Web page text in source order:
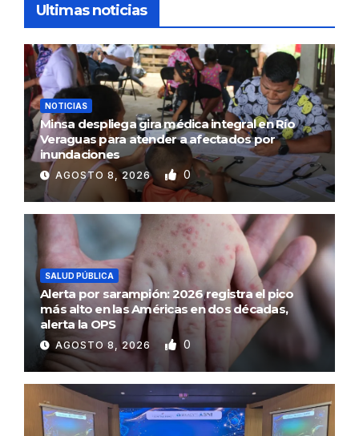
Ultimas noticias
NOTICIAS
Minsa despliega gira médica integral en Río
Veraguas para atender a afectados por
inundaciones
AGOSTO 8, 2026 0
SALUD PÚBLICA
Alerta por sarampión: 2026 registra el pico
más alto en las Américas en dos décadas,
alerta la OPS
AGOSTO 8, 2026 0